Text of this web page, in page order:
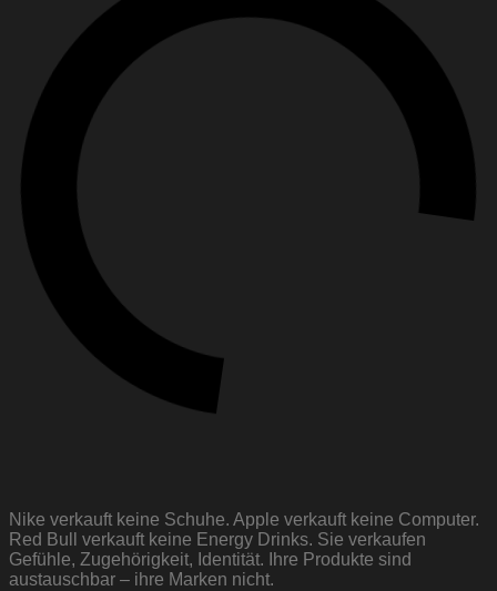
Nike verkauft keine Schuhe. Apple verkauft keine Computer.
Red Bull verkauft keine Energy Drinks. Sie verkaufen
Gefühle, Zugehörigkeit, Identität. Ihre Produkte sind
austauschbar – ihre Marken nicht.